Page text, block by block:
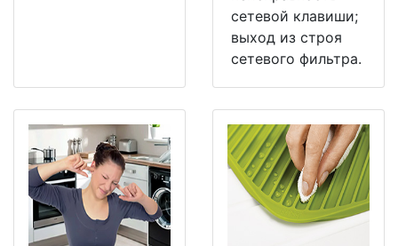
сетевой клавиши;
выход из строя
сетевого фильтра.